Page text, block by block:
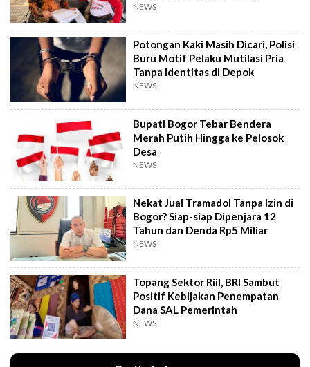
NEWS
Potongan Kaki Masih Dicari, Polisi
Buru Motif Pelaku Mutilasi Pria
Tanpa Identitas di Depok
NEWS
Bupati Bogor Tebar Bendera
Merah Putih Hingga ke Pelosok
Desa
NEWS
Nekat Jual Tramadol Tanpa Izin di
Bogor? Siap-siap Dipenjara 12
Tahun dan Denda Rp5 Miliar
NEWS
Topang Sektor Riil, BRI Sambut
Positif Kebijakan Penempatan
Dana SAL Pemerintah
NEWS